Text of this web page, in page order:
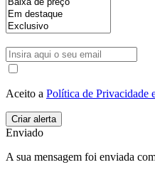
Aceito a Política de Privacidade
Enviado
A sua mensagem foi enviada